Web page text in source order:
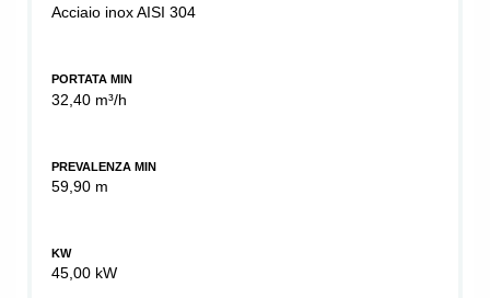
Acciaio inox AISI 304
PORTATA MIN
32,40 m³/h
PREVALENZA MIN
59,90 m
KW
45,00 kW